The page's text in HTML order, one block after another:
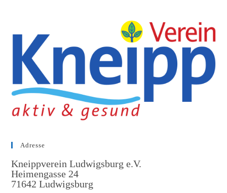
Adresse
Kneippverein Ludwigsburg e.V.
Heimengasse 24
71642 Ludwigsburg